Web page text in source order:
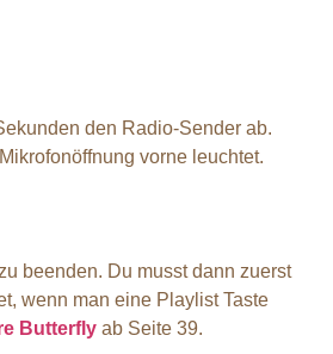
den Radio-Sender ab.
vorne leuchtet.
beenden. Du musst dann zuerst
wenn man eine Playlist Taste
Butterfly ab Seite 39.